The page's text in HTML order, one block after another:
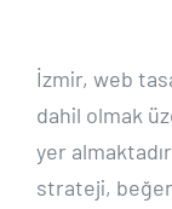
GRAFİK /
ÜCRETSİZ
İzmir, web
dahil olmak
yer
strateji,